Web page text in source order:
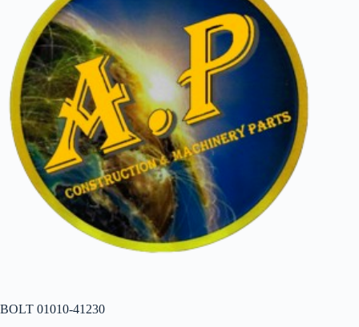
BOLT 01010-41230